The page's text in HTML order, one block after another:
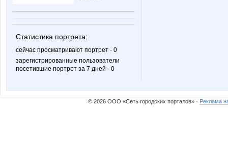
Статистика портрета:
сейчас просматривают портрет - 0
зарегистрированные пользователи
посетившие портрет за 7 дней - 0
© 2026 ООО «Сеть городских порталов» · Реклама